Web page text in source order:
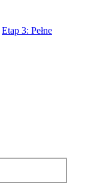
Etap 3: Pełne